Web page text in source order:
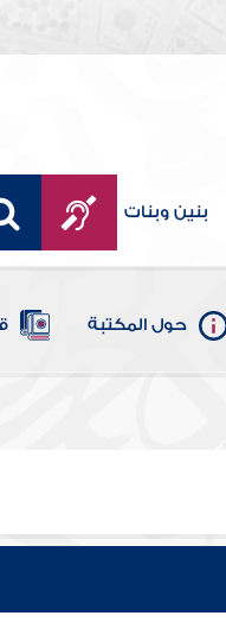
بنين وبنات
حول المكتبة